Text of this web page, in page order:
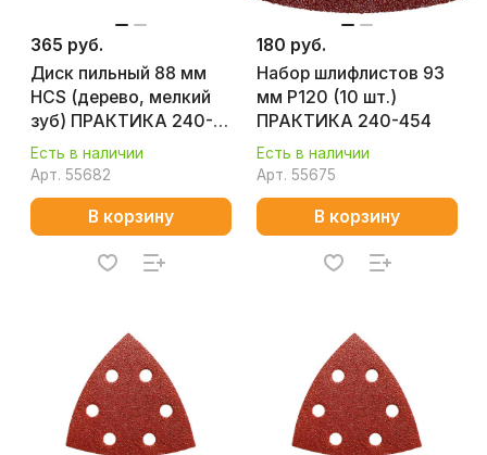
365 руб.
Диск пильный 88 мм
HCS (дерево, мелкий
зуб) ПРАКТИКА 240-
119
Есть в наличии
Арт. 55682
В корзину
180 руб.
Набор шлифлистов 93
мм P120 (10 шт.)
ПРАКТИКА 240-454
Есть в наличии
Арт. 55675
В корзину